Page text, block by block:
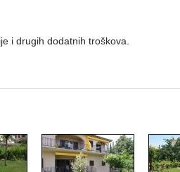
i drugih dodatnih troškova.